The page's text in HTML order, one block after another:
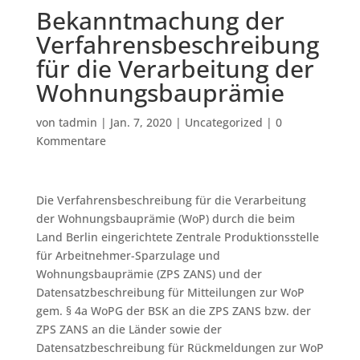
Bekanntmachung der
Verfahrensbeschreibung
für die Verarbeitung der
Wohnungsbauprämie
von tadmin | Jan. 7, 2020| Uncategorized | 0
Kommentare
Die Verfahrensbeschreibung für die Verarbeitung
der Wohnungsbauprämie (WoP) durch die beim
Land Berlin eingerichtete Zentrale Produktionsstelle
für Arbeitnehmer-Sparzulage und
Wohnungsbauprämie (ZPS ZANS) und der
Datensatzbeschreibung für Mitteilungen zur WoP
gem. § 4a WoPG der BSK an die ZPS ZANS bzw. der
ZPS ZANS an die Länder sowie der
Datensatzbeschreibung für Rückmeldungen zur WoP